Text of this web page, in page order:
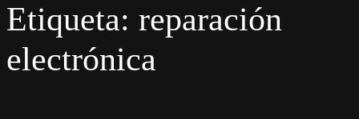
Etiqueta: reparación
electrónica